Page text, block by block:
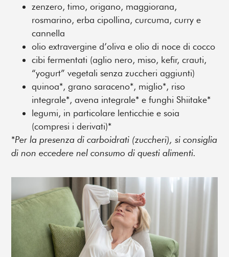
zenzero, timo, origano, maggiorana,
rosmarino, erba cipollina, curcuma, curry e
cannella
olio extravergine d’oliva e olio di noce di cocco
cibi fermentati (aglio nero, miso, kefir, crauti,
“yogurt” vegetali senza zuccheri aggiunti)
quinoa*, grano saraceno*, miglio*, riso
integrale*, avena integrale* e funghi Shiitake*
legumi, in particolare lenticchie e soia
(compresi i derivati)*
*Per la presenza di carboidrati (zuccheri), si consiglia
di non eccedere nel consumo di questi alimenti.